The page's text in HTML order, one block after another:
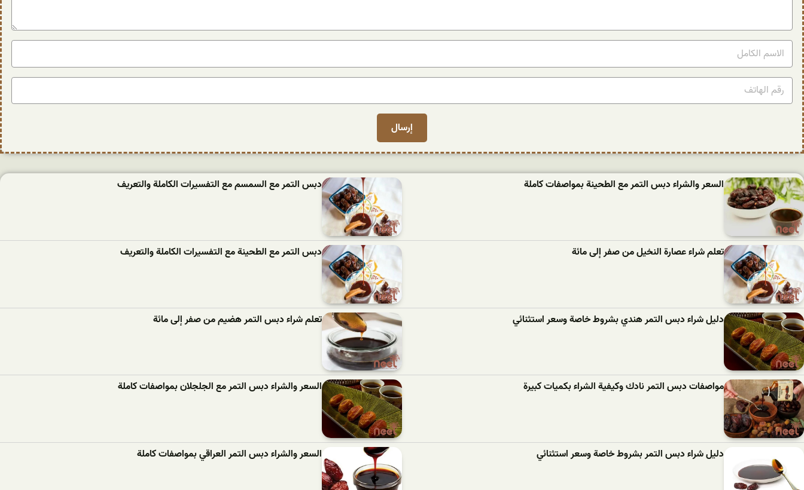
السعر والشراء دبس التمر مع الطحينة بمواصفات كاملة دبس التمر مع السمسم مع التفسيرات الكاملة والتعريف
تعلم شراء عصارة النخيل من صفر إلى مائة دبس التمر مع الطحينة مع التفسيرات الكاملة والتعريف
دليل شراء دبس التمر هندي بشروط خاصة وسعر استثنائي تعلم شراء دبس التمر هضيم من صفر إلى مائة
مواصفات دبس التمر نادك وكيفية الشراء بكميات كبيرة السعر والشراء دبس التمر مع الجلجلان بمواصفات كاملة
دليل شراء دبس التمر بشروط خاصة وسعر استثنائي السعر والشراء دبس التمر العراقي بمواصفات كاملة